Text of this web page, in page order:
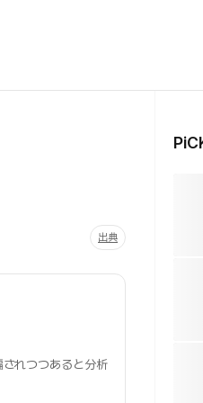
出典
れつつあると分析